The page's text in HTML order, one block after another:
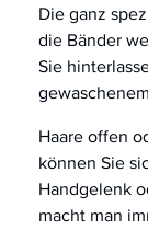
Die ganz
die Bänder
Sie
Haare offen
können Sie
Handgelenk
macht man